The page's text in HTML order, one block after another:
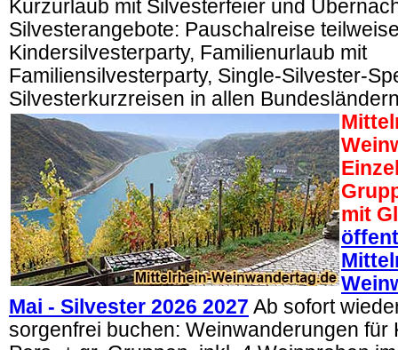
Kurzurlaub mit Silvesterfeier und
Silvesterangebote: Pauschalreise
Kindersilvesterparty, Familienurlaub mit
Familiensilvesterparty, Single-Silvester-
Silvesterkurzreisen in allen
mit
Mai - Silvester 2026 2027 Ab sofort
sorgenfrei buchen: Weinwanderungen für